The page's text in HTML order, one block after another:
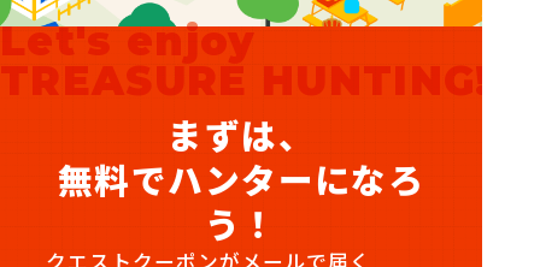
Let's enjoy
TREASURE HUNTING!
まずは、
無料でハンターになろ
う！
クエストクーポンがメールで届く